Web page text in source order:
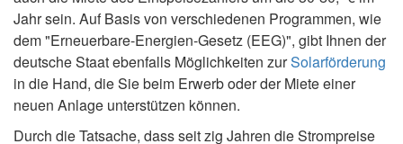
Jahr sein. Auf Basis von verschiedenen Programmen, wie
dem "Erneuerbare-Energien-Gesetz (EEG)", gibt Ihnen der
deutsche Staat ebenfalls Möglichkeiten zurSolarförderung
in die Hand, die Sie beim Erwerb oder der Miete einer
neuen Anlage unterstützen können.
Durch die Tatsache, dass seit zig Jahren die Strompreise